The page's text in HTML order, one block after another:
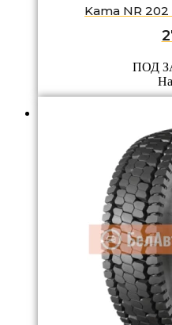
Kama NR 202
ПОД